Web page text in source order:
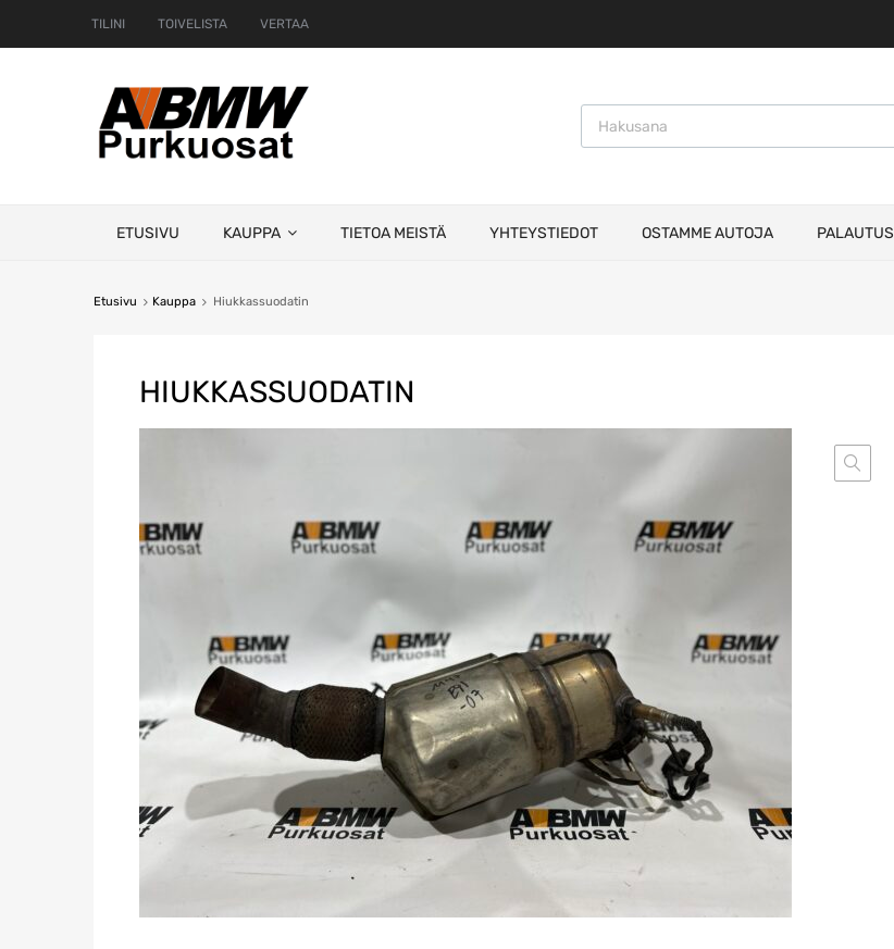
TILINI TOIVELISTA VERTAA
Products search
ETUSIVU KAUPPA TIETOA MEISTÄ YHTEYSTIEDOT OSTAMME AUTOJA PALAUTUS
Etusivu Kauppa Hiukkassuodatin
HIUKKASSUODATIN